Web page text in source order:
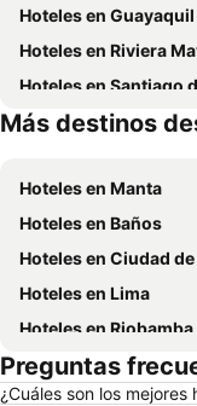
Hoteles en Guayaquil
Hoteles en Riviera
Hoteles en Santiago
Hoteles en Chicago
Más destinos
Hoteles en Manta
Hoteles en Baños
Hoteles en Ciudad
Hoteles en Lima
Hoteles en Riobamba
Hoteles en Puerto
Hoteles en Miami
Preguntas
¿Cuáles son los